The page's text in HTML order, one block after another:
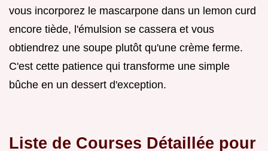
vous incorporez le mascarpone dans un lemon curd
encore tiède, l'émulsion se cassera et vous
obtiendrez une soupe plutôt qu'une crème ferme.
C'est cette patience qui transforme une simple
bûche en un dessert d'exception.
Liste de Courses Détaillée pour